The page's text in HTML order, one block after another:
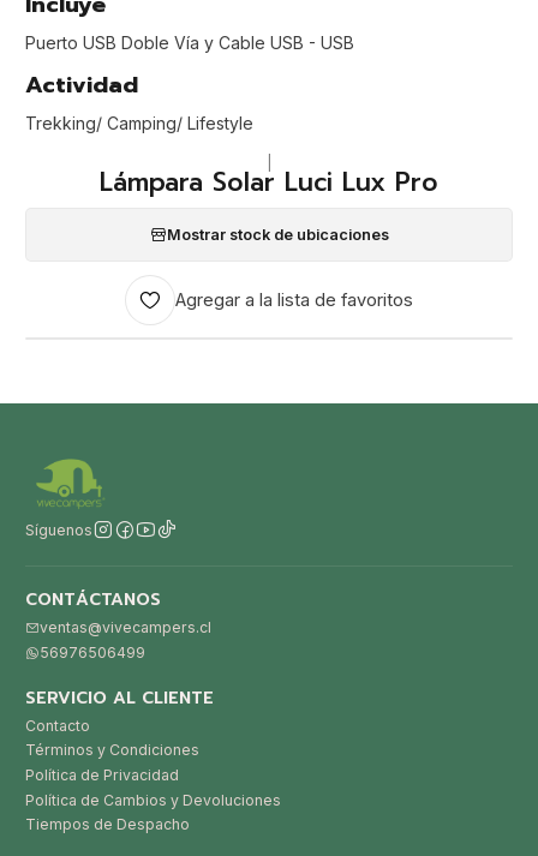
Puerto USB Doble Vía y Cable USB - USB
Actividad
Trekking/ Camping/ Lifestyle
Lámpara Solar Luci Lux Pro
Mostrar stock de ubicaciones
Agregar a la lista de favoritos
Síguenos
CONTÁCTANOS
ventas@vivecampers.cl
56976506499
SERVICIO AL CLIENTE
Contacto
Términos y Condiciones
Política de Privacidad
Política de Cambios y Devoluciones
Tiempos de Despacho